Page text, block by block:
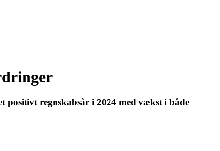
positivt regnskabsår i 2024 med vækst i både